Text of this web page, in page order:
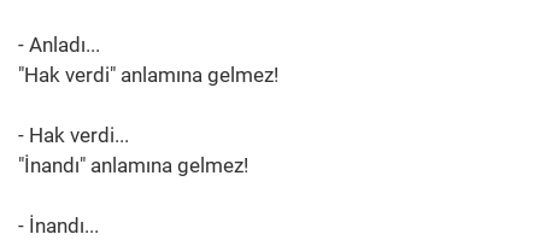
- Anladı...
"Hak verdi" anlamına gelmez!
- Hak verdi...
"İnandı" anlamına gelmez!
- İnandı...